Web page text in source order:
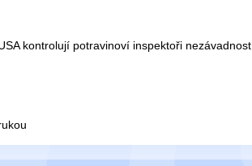
kontrolují potravinoví inspektoři nezávadnost